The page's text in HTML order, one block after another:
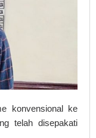
konvensional ke
telah disepakati